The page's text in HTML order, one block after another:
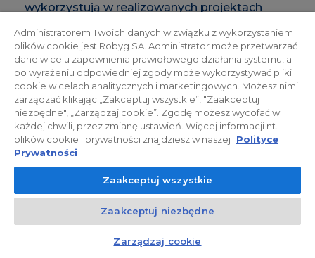
wykorzystują w realizowanych projektach
mieszkaniowych nowe rozwiązania pozwalające
obniżyć koszty utrzymania nieruchomości?”
17 marzec 2023
Propertynews.pl
Podtrzymujemy cele sprzedażowe”
https://www.propertynews.pl/mieszkania/eyal-
keltsh-robyg-podtrzymujemy-cele-
sprzedazowe,124396.html
“Podtrzymujemy cel sprzedażowy na 2023 rok
Administratorem Twoich danych w związku z wykorzystaniem
plików cookie jest Robyg SA. Administrator może przetwarzać
dane w celu zapewnienia prawidłowego działania systemu, a
po wyrażeniu odpowiedniej zgody może wykorzystywać pliki
cookie w celach analitycznych i marketingowych. Możesz nimi
zarządzać klikając „Zakceptuj wszystkie”, "Zaakceptuj
niezbędne", „Zarządzaj cookie”. Zgodę możesz wycofać w
każdej chwili, przez zmianę ustawień. Więcej informacji nt.
plików cookie i prywatności znajdziesz w naszej Polityce
Prywatności
Zaakceptuj wszystkie
Zaakceptuj niezbędne
Zarządzaj cookie